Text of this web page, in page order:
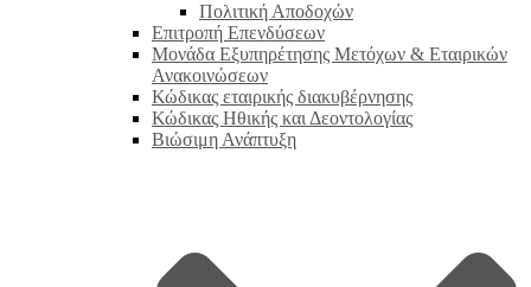
Πολιτική Αποδοχών
Επιτροπή Επενδύσεων
Μονάδα Εξυπηρέτησης Μετόχων & Εταιρικών
Ανακοινώσεων
Κώδικας εταιρικής διακυβέρνησης
Κώδικας Ηθικής και Δεοντολογίας
Βιώσιμη Ανάπτυξη